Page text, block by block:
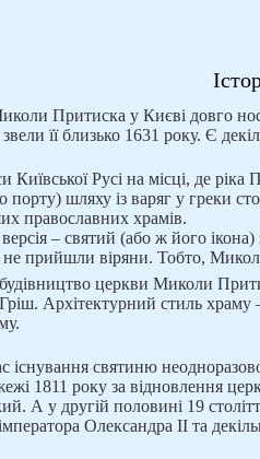
Притиска у Києві довго
її близько 1631 року. Є
Київської Русі на місці, де
порту) шляху із варяг у греки
православних храмів.
– святий (або ж його
прийшли віряни. Тобто,
церкви Миколи
Архітектурний стиль храму
існування святиню
1811 року за відновлення
А у другій половині 19
Олександра ІІ та